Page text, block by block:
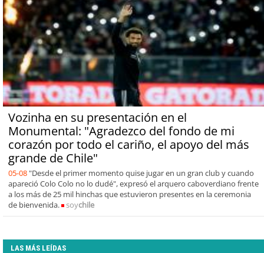
Vozinha en su presentación en el
Monumental: "Agradezco del fondo de mi
corazón por todo el cariño, el apoyo del más
grande de Chile"
05-08 "Desde el primer momento quise jugar en un gran club y cuando
apareció Colo Colo no lo dudé", expresó el arquero caboverdiano frente
a los más de 25 mil hinchas que estuvieron presentes en la ceremonia
de bienvenida.
soychile
LAS MÁS LEÍDAS